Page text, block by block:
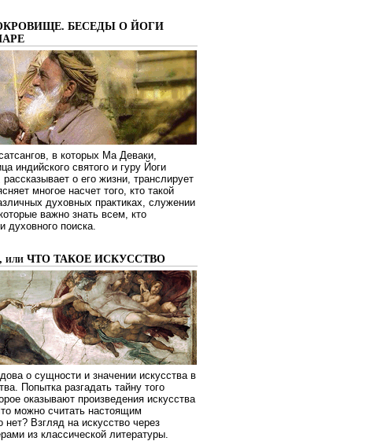
БЕСЕДЫ О ЙОГИ
в которых Ма Деваки,
индийского святого и гуру Йоги
о его жизни, транслирует
многое насчет того, кто такой
духовных практиках, служении
важно знать всем, кто
духовного поиска.
или ЧТО ТАКОЕ ИСКУССТВО
о сущности и значении искусства в
Попытка разгадать тайну того
оказывают произведения искусства
можно считать настоящим
нет? Взгляд на искусство через
из классической литературы.